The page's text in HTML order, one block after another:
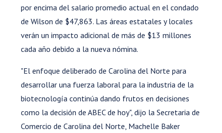
por encima del salario promedio actual en el condado
de Wilson de $47,863. Las áreas estatales y locales
verán un impacto adicional de más de $13 millones
cada año debido a la nueva nómina.
"El enfoque deliberado de Carolina del Norte para
desarrollar una fuerza laboral para la industria de la
biotecnología continúa dando frutos en decisiones
como la decisión de ABEC de hoy", dijo la Secretaria de
Comercio de Carolina del Norte, Machelle Baker